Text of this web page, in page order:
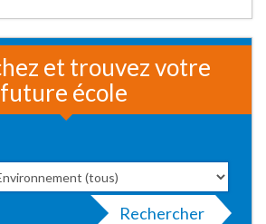
et trouvez votre
future école
Rechercher